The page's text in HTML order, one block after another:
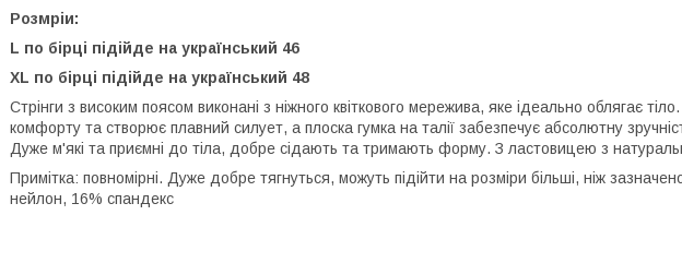
Розмріи:
L по бірці підійде на український 46
XL по бірці підійде на український 48
Стрінги з високим поясом виконані з ніжного квіткового мережива, яке ідеально облягає
комфорту та створює плавний силует, а плоска гумка на талії забезпечує абсолютну
Дуже м'які та приємні до тіла, добре сідають та тримають форму. З ластовицею з
Примітка: повномірні. Дуже добре тягнуться, можуть підійти на розміри більші, ніж
нейлон, 16% спандекс